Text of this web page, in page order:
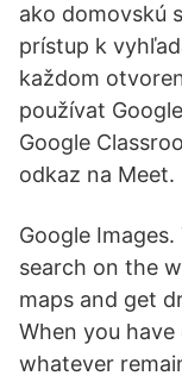
ako domovskú
prístup k
každom
používat
Google
odkaz na Meet.
Google
search on the
maps and get
When you
whatever